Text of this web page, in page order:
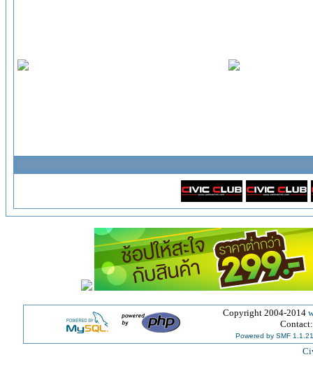
Copyright 2004-2014
Powered by SMF 1.1.21